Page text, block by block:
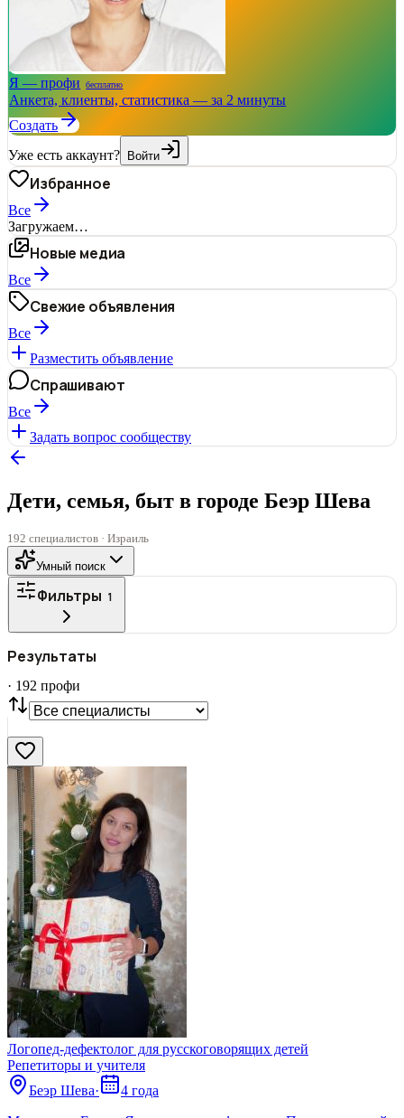
Я — профи бесплатно
Анкета, клиенты, статистика — за 2 минуты
Создать
Уже есть аккаунт? Войти
Избранное
Все
Загружаем…
Новые медиа
Все
Свежие объявления
Все
Разместить объявление
Спрашивают
Все
Задать вопрос сообществу
Дети, семья, быт в городе Беэр Шева
192 специалистов · Израиль
Умный поиск
Фильтры 1
Все
СТАТУС
VIP С фото
Нашли
Сбросить
Результаты
· 192 профи
Логопед-дефектолог для русскоговорящих детей
Репетиторы и учителя
Беэр Шева·
4 года